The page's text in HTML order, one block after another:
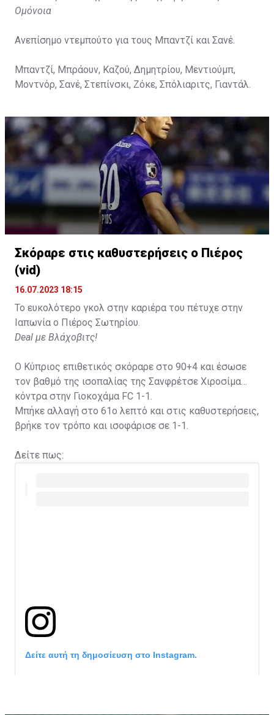
Ομόνοια
Ανεπίσημο ντεμπούτο για τους Μπαντζί και Σανέ.
Μπαντζί, Μπράουν, Καζού, Δημητρίου, Μεντιούμπ,
Μοντνόρ, Σανέ, Στεπίνσκι, Ζόκε, Σπόλιαριτς, Γιαντάλ.
Σκόραρε στις καθυστερήσεις ο Πιέρος
(vid)
16.07.2023 18:15
Το ευκολότερο γκολ στην καριέρα του πέτυχε στην
Ιαπωνία ο Πιέρος Σωτηρίου.
Deal με Βλάχοβιτς!
Ο Κύπριος επιθετικός σκόραρε στο 90+4 και έσωσε
τον βαθμό της ισοπαλίας της Σανφρέτσε Χιροσίμα
κόντρα στην Γιοκοχάμα FC 1-1.
Μπήκε αλλαγή στο 61ο λεπτό και στις καθυστερήσεις,
βρήκε τον τρόπο και ισοφάρισε σε 1-1.
Δείτε πως:
Δείτε αυτή τη δημοσίευση στο Instagram.